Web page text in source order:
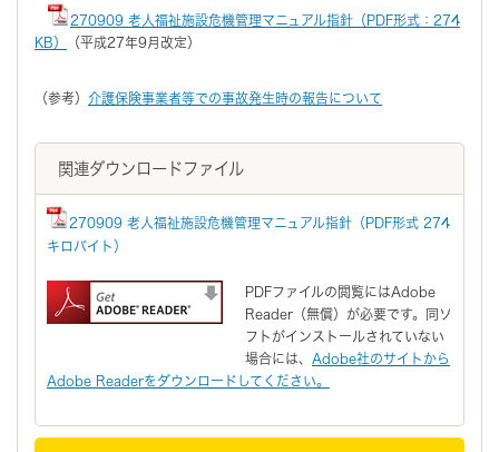
270909 老人福祉施設危機管理マニュアル指針（PDF形式：274
KB）
（平成27年9月改定）
（参考） 介護保険事業者等での事故発生時の報告について
関連ダウンロードファイル
270909 老人福祉施設危機管理マニュアル指針（PDF形式 274
キロバイト）
PDFファイルの閲覧にはAdobe
Reader（無償）が必要です。同ソ
フトがインストールされていない
場合には、 Adobe社のサイトから
Adobe Readerをダウンロードしてください。